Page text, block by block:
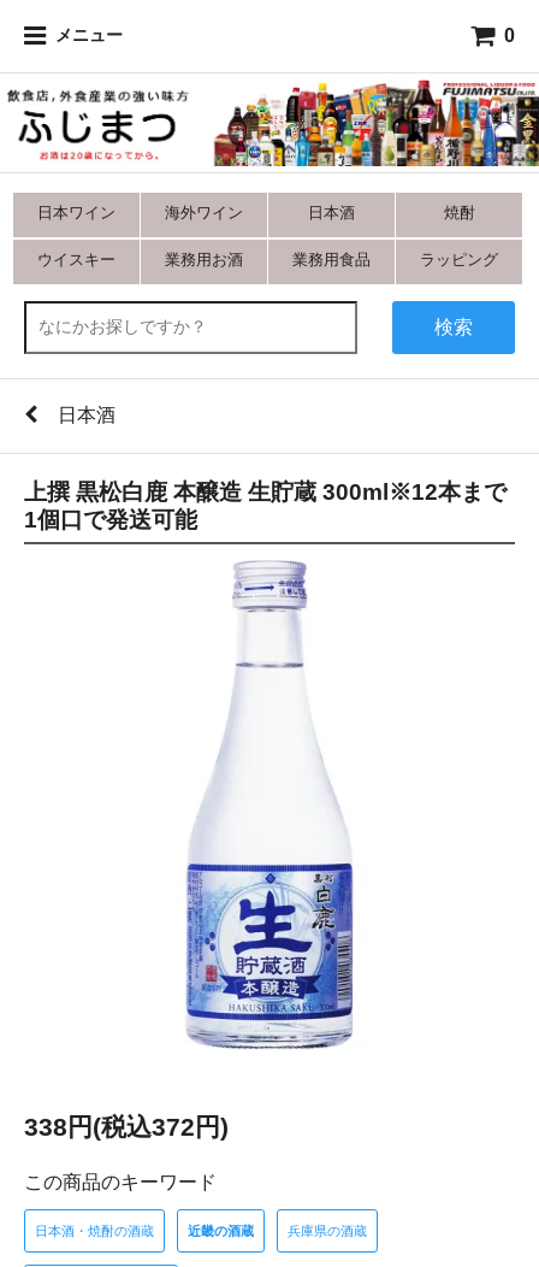
メニュー 0
日本ワイン 海外ワイン 日本酒 焼酎
ウイスキー 業務用お酒 業務用食品 ラッピング
検索
日本酒
上撰 黒松白鹿 本醸造 生貯蔵 300ml※12本まで
1個口で発送可能
338円(税込372円)
この商品のキーワード
日本酒・焼酎の酒蔵 近畿の酒蔵 兵庫県の酒蔵